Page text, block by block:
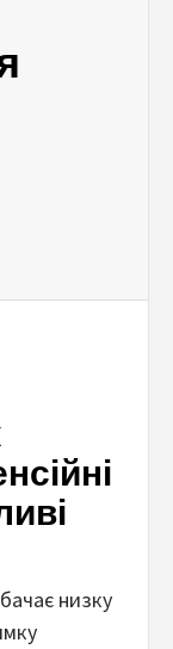
низку